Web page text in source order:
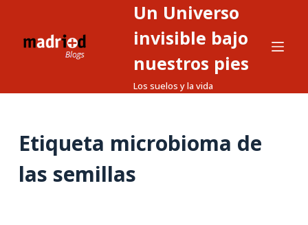
Un Universo
invisible bajo
nuestros pies
Los suelos y la vida
Etiqueta microbioma de
las semillas